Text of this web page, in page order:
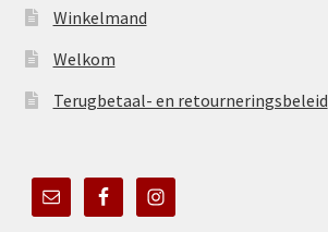
Winkelmand
Welkom
Terugbetaal- en retourneringsbeleid